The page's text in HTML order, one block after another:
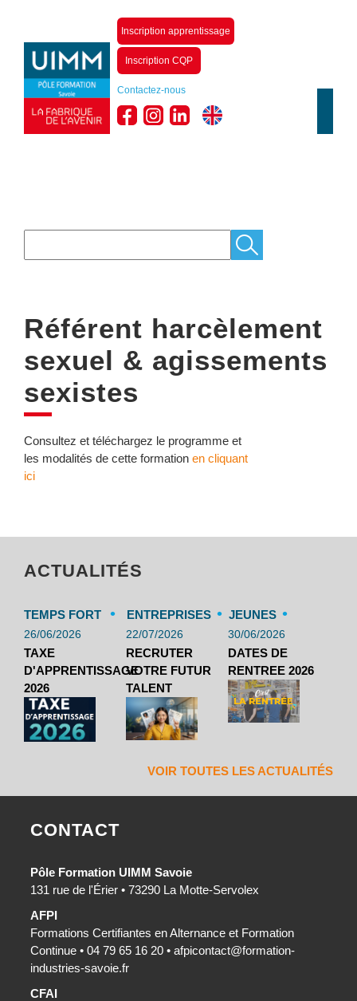
Inscription apprentissage
Inscription CQP
Contactez-nous
Référent harcèlement
sexuel & agissements
sexistes
Consultez et téléchargez le programme et
les modalités de cette formation en cliquant
ici
ACTUALITÉS
TEMPS FORT •
26/06/2026
TAXE
D'APPRENTISSAGE
2026
ENTREPRISES •
22/07/2026
RECRUTER
VOTRE FUTUR
TALENT
JEUNES •
30/06/2026
DATES DE
RENTREE 2026
VOIR TOUTES LES ACTUALITÉS
CONTACT
Pôle Formation UIMM Savoie
131 rue de l'Érier • 73290 La Motte-Servolex
AFPI
Formations Certifiantes en Alternance et Formation
Continue • 04 79 65 16 20 • afpicontact@formation-
industries-savoie.fr
CFAI